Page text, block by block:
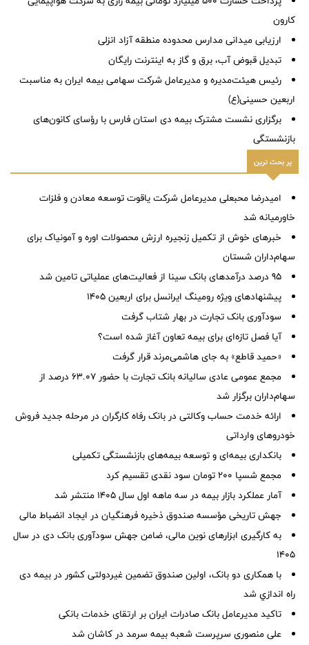
کارون
ارزیابی میدانی مدارس محدوده منطقه آزاد انزلی
تبدیل قبوض آب، برق و گاز به اینترنت رایگان
رئیس هیئت‌مدیره و مدیرعامل شرکت سهامی بیمه ایران به مناسبت
اربعین حسینی(ع)
برگزاری نشست مشترک بیمه دی استان فارس با رؤسای کانون‌های
بازنشستگی
پر بحث ترین
امیدرضا محبعلی مدیرعامل شرکت یاقوت توسعه معادن و فلزات
خاورمیانه شد
خبرهای خوش از تکمیل زنجیره ارزش محصولات اوره و آمونیاک برای
سهام‌داران شستان
95 درصد درآمدهای بانک سینا از فعالیت‌های عملیاتی تامین شد
پیشنهادهای ویژه رومینگ ایرانسل برای اربعین ۱۴۰۵
سودآوری بانک تجارت در بهار شتاب گرفت
آیا فصل تازه‌ای برای بیمه تعاون آغاز شده است؟
«حمید قاطع» به جای هاشمی‌مرند قرار گرفت
مجمع عمومی عادی سالیانه بانک تجارت با حضور ۶۳.۰۷ درصد از
سهام‌داران برگزار شد
ارائه خدمت حساب وکالتی در بانک رفاه کارگران در مرحله جدید فروش
خودروهای وارداتی
بانکداری بیمه‌ای و توسعه بیمه‌های بازنشستگی تکمیلی
مجمع شسپا 200 تومان سود نقدی تقسیم کرد
آمار عملكرد بازار بیمه در سه ماهه اول سال 1405 منتشر شد
جهش تاریخی مؤسسه صندوق ذخیره فرهنگیان در ایجاد انضباط مالی
به کارگیری ابزارهای نوین مالی، ضامن جهش سودآوری بانک دی در سال
۱۴۰۵
با همکاری دو بانک، اولین صندوق تضمین غیردولتی کشور در بیمه دی
راه اندازي شد
تاکید مدیرعامل بانک صادرات ایران بر ارتقای خدمات بانکی
علی منصوری سرپرست شعبه بیمه سرمد در کاشان شد